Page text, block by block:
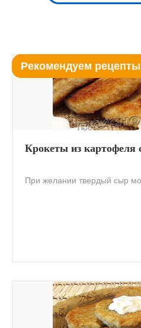
Рекомендуем рецепты
Крокеты из картофеля
При желании твердый сыр